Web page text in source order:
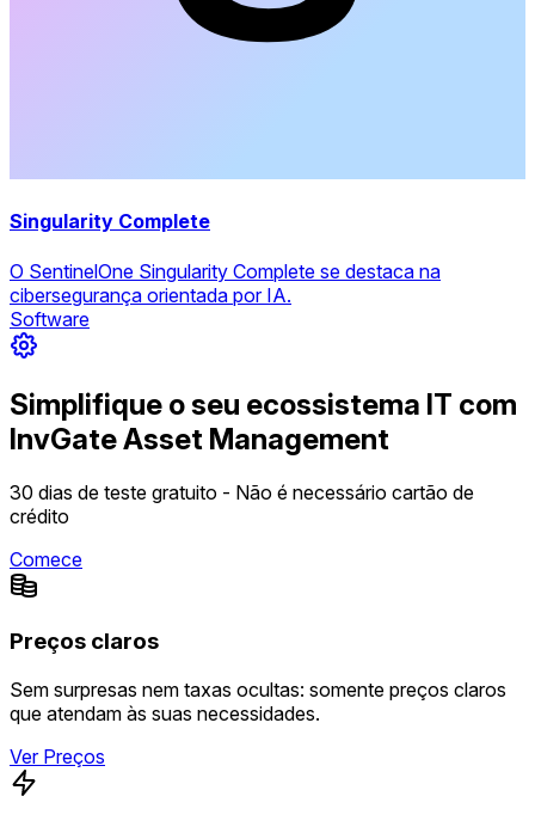
Singularity Complete
O SentinelOne Singularity Complete se destaca na
cibersegurança orientada por IA.
Software
Simplifique o seu ecossistema IT com
InvGate Asset Management
30 dias de teste gratuito - Não é necessário cartão de
crédito
Comece
Preços claros
Sem surpresas nem taxas ocultas: somente preços claros
que atendam às suas necessidades.
Ver Preços